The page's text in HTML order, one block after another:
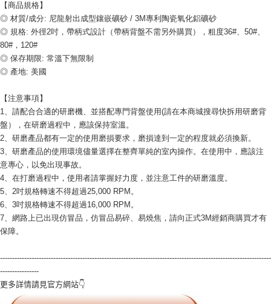
【商品規格】
◎ 材質/成分: 尼龍射出成型鑲嵌礦砂 / 3M專利陶瓷氧化鋁礦砂
◎ 規格: 外徑2吋，帶柄式設計（帶柄背盤不需另外購買），粗度36#、50#、
80#，120#
◎ 保存期限: 常溫下無限制
◎ 產地: 美國
【注意事項】
1、請配合合適的研磨機、並搭配專門背盤使用(請在本商城搜尋快拆用研磨背
盤），在研磨過程中，應該保持室溫。
2、研磨產品都有一定的使用磨損要求，磨損達到一定的程度就必須換新。
3、研磨產品的使用環境儘量選擇在整齊單純的室內操作。在使用中，應該注
意專心，以免出現事故。
4、在打磨過程中，使用者請掌握好力度，並注意工件的研磨溫度。
5、2吋規格轉速不得超過25,000 RPM。
6、3吋規格轉速不得超過16,000 RPM。
7、網路上已出現仿冒品，仿冒品易碎、易燒焦，請向正式3M經銷商購買才有
保障。
----------------------------------------------------------------------------------------------------------------
----------------
更多詳情請見官方網站👇